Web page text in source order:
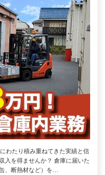
わたり積み重ねてきた実績と信
入を得ませんか？ 倉庫に届いた
、断熱材など）を…